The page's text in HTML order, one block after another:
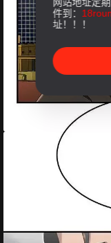
件到：
址！！！